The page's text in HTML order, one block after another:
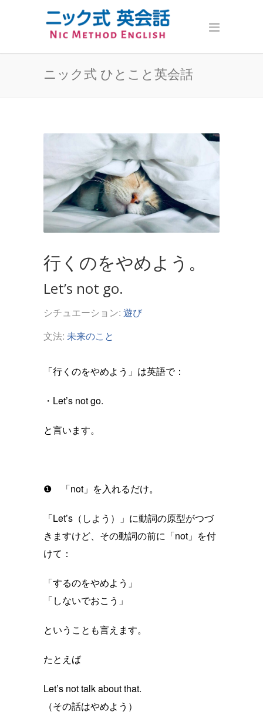
ニック式 ひとこと英会話
行くのをやめよう。
Let’s not go.
シチュエーション: 遊び
文法: 未来のこと
「行くのをやめよう」は英語で：
・Let’s not go.
と言います。
❶ 「not」を入れるだけ。
「Let’s（しよう）」に動詞の原型がつづ
きますけど、その動詞の前に「not」を付
けて：
「するのをやめよう」
「しないでおこう」
ということも言えます。
たとえば
Let’s not talk about that.
（その話はやめよう）